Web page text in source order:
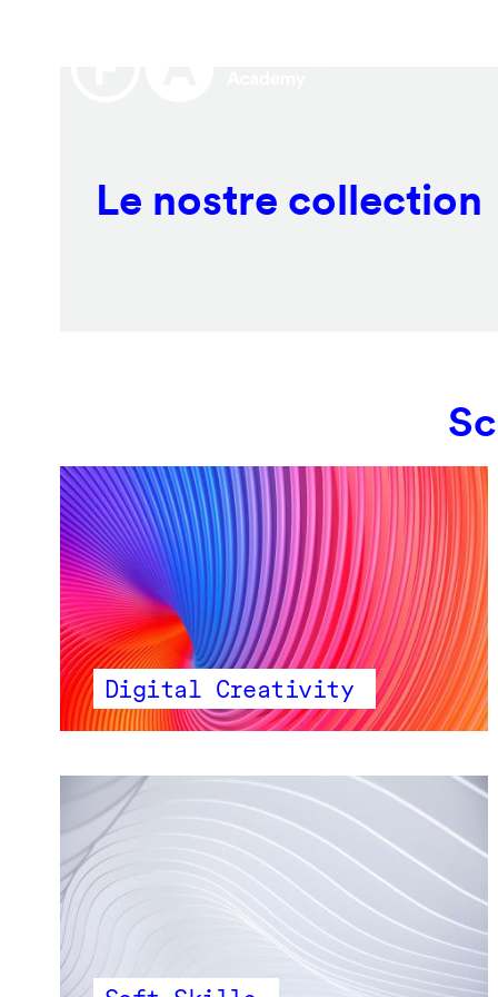
Le nostre collection
Digital Creativity